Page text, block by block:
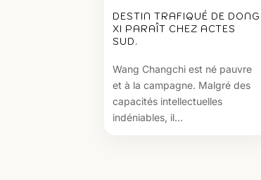
DESTIN TRAFIQUÉ DE DONG
XI PARAÎT CHEZ ACTES
SUD.
Wang Changchi est né pauvre
et à la campagne. Malgré des
capacités intellectuelles
indéniables, il...